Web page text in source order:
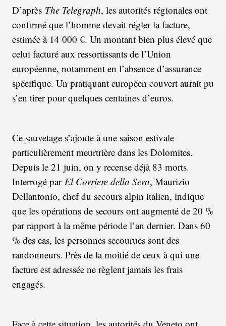
D’après The Telegraph, les autorités régionales ont
confirmé que l’homme devait régler la facture,
estimée à 14 000 €. Un montant bien plus élevé que
celui facturé aux ressortissants de l’Union
européenne, notamment en l’absence d’assurance
spécifique. Un pratiquant européen couvert aurait pu
s’en tirer pour quelques centaines d’euros.
Ce sauvetage s’ajoute à une saison estivale
particulièrement meurtrière dans les Dolomites.
Depuis le 21 juin, on y recense déjà 83 morts.
Interrogé par El Corriere della Sera, Maurizio
Dellantonio, chef du secours alpin italien, indique
que les opérations de secours ont augmenté de 20 %
par rapport à la même période l’an dernier. Dans 60
% des cas, les personnes secourues sont des
randonneurs. Près de la moitié de ceux à qui une
facture est adressée ne règlent jamais les frais
engagés.